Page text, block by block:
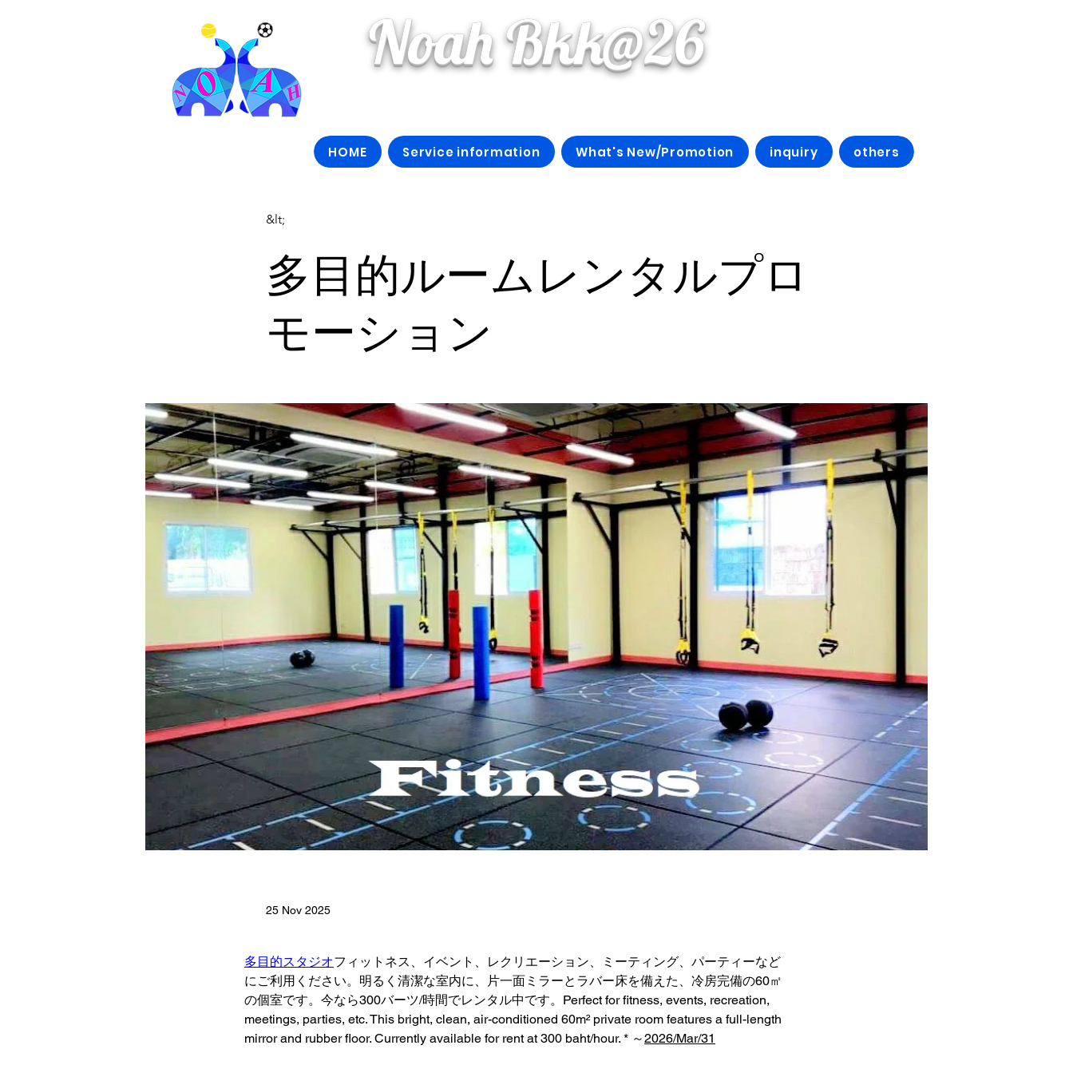
Noah Bkk@26
HOME Service information What's New/Promotion inquiry others
&lt;
多目的ルームレンタルプロ
モーション
25 Nov 2025
多目的スタジオフィットネス、イベント、レクリエーション、ミーティング、パーティーなど
にご利用ください。明るく清潔な室内に、片一面ミラーとラバー床を備えた、冷房完備の60㎡
の個室です。今なら300バーツ/時間でレンタル中です。Perfect for fitness, events, recreation,
meetings, parties, etc. This bright, clean, air-conditioned 60m² private room features a full-length
mirror and rubber floor. Currently available for rent at 300 baht/hour. * ～2026/Mar/31